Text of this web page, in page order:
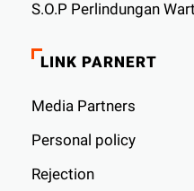
S.O.P Perlindungan
LINK PARNERT
Media Partners
Personal policy
Rejection